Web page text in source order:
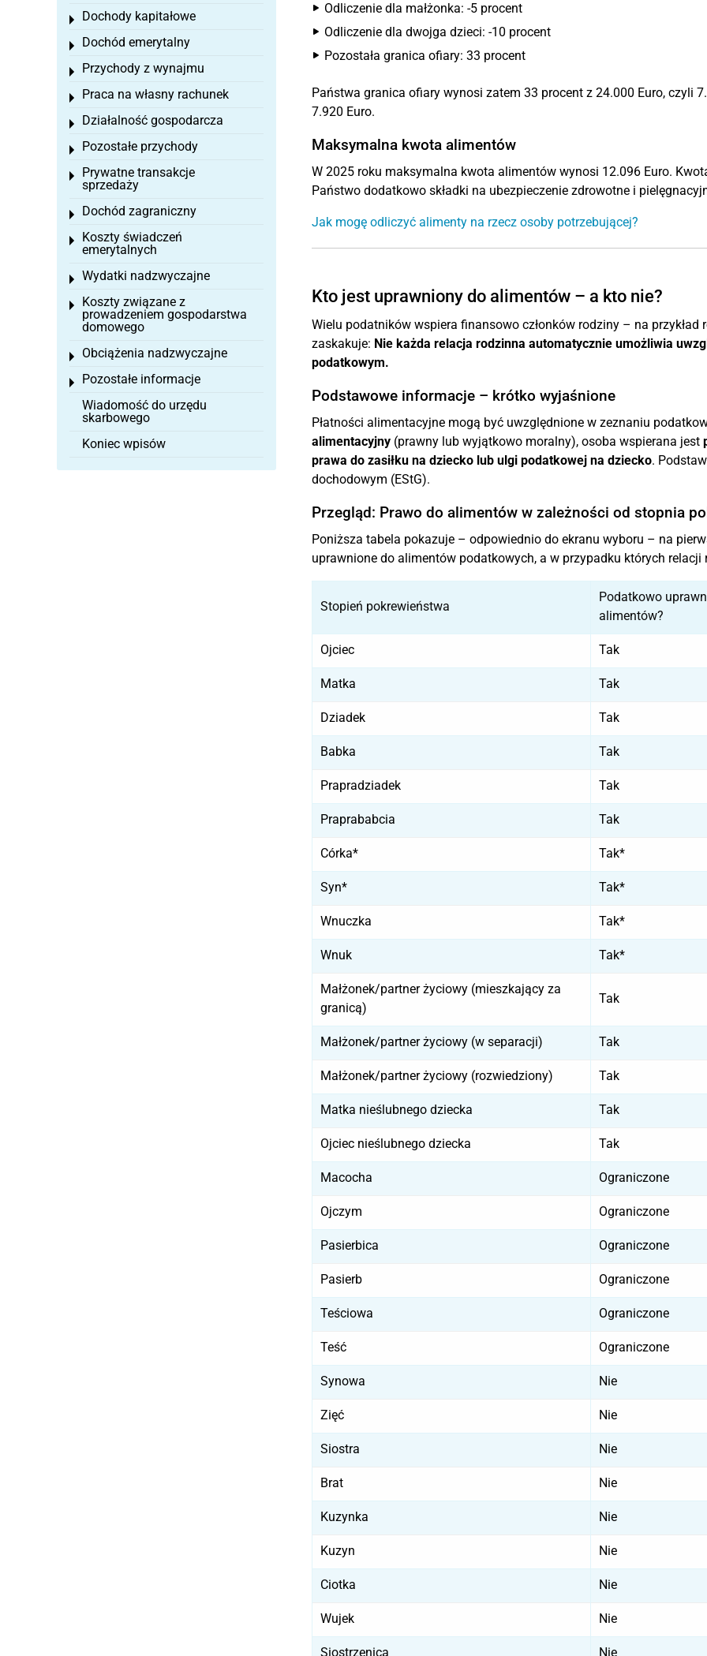
Odliczenie dla małżonka: -5 procent
Odliczenie dla dwojga dzieci: -10 procent
Pozostała granica ofiary: 33 procent
Państwa granica ofiary wynosi zatem 33 procent z 24.000 Euro, czyli
7.920 Euro.
Maksymalna kwota alimentów
W 2025 roku maksymalna kwota alimentów wynosi 12.096 Euro.
Państwo dodatkowo składki na ubezpieczenie zdrowotne i
Jak mogę odliczyć alimenty na rzecz osoby potrzebującej?
Kto jest uprawniony do alimentów – a kto nie?
Wielu podatników wspiera finansowo członków rodziny – na przykład
zaskakuje: Nie każda relacja rodzinna automatycznie umożliwia
podatkowym.
Podstawowe informacje – krótko wyjaśnione
Płatności alimentacyjne mogą być uwzględnione w zeznaniu
alimentacyjny(prawny lub wyjątkowo moralny), osoba wspierana jest
prawa do zasiłku na dziecko lub ulgi podatkowej na dziecko.
dochodowym (EStG).
Przegląd: Prawo do alimentów w zależności od stopnia
Poniższa tabela pokazuje – odpowiednio do ekranu wyboru – na
uprawnione do alimentów podatkowych, a w przypadku których
Stopień pokrewieństwa
Podatkowo
alimentów?
Ojciec Tak
Matka Tak
Dziadek Tak
Babka Tak
Prapradziadek Tak
Praprababcia Tak
Córka* Tak*
Syn* Tak*
Wnuczka Tak*
Wnuk Tak*
Małżonek/partner życiowy (mieszkający za
granicą)
Tak
Małżonek/partner życiowy (w separacji) Tak
Małżonek/partner życiowy (rozwiedziony) Tak
Matka nieślubnego dziecka Tak
Ojciec nieślubnego dziecka Tak
Macocha Ograniczone
Ojczym Ograniczone
Pasierbica Ograniczone
Pasierb Ograniczone
Teściowa Ograniczone
Teść Ograniczone
Synowa Nie
Zięć Nie
Siostra Nie
Brat Nie
Kuzynka Nie
Kuzyn Nie
Ciotka Nie
Wujek Nie
Siostrzenica Nie
Dochody kapitałowe
Toggle menu
Dochód emerytalny
Toggle menu
Przychody z wynajmu
Toggle menu
Praca na własny rachunek
Toggle menu
Działalność gospodarcza
Toggle menu
Pozostałe przychody
Toggle menu
Prywatne transakcje
sprzedaży
Toggle menu
Dochód zagraniczny
Toggle menu
Koszty świadczeń
emerytalnych
Toggle menu
Wydatki nadzwyczajne
Toggle menu
Koszty związane z
prowadzeniem gospodarstwa
domowego
Toggle menu
Obciążenia nadzwyczajne
Toggle menu
Pozostałe informacje
Toggle menu
Wiadomość do urzędu
skarbowego
Koniec wpisów